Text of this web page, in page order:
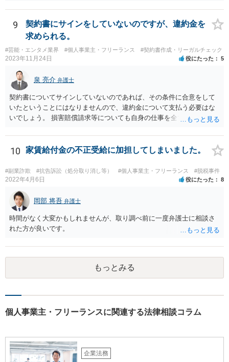
組」（令和元年９月２５日 公正取引委員会）６頁 https://www.jftc.g
o.jp/houdou/kouenkai/190925kondan_file/siryou2.pdf
ば、折衷的な提案として、「突発的な質問に対応できるように、基本
的には１０時〜１９時はできるだけB社にいるよう努力はします。た
だ、他の仕事もありますので、必ずその条件を守れるとは限りません
し、B社常駐時であっても本件以外の仕事もさせてもらうことになりま
す。」というものが考えられます。 その提案すら断られるようであれ
ば、ちょっと危険な会社だというシグナルと考えるべきでしょう。
9
契約書にサインをしていないのですが、違約金を
求められる。
#芸能・エンタメ業界 #個人事業主・フリーランス #契約書作成・リーガルチェック
2023年11月24日 役にたった 5
泉 亮介 弁護士
契約書についてサインしていないのであれば、その条件に合意をして
いたということにはなりませんので、違約金について支払う必要はな
いでしょう。 損害賠償請求等についても自身の仕事を全て処理してか
10 家賃給付金の不正受給に加担してしまいました。
#副業詐欺 #抗告訴訟（処分取り消し等） #個人事業主・フリーランス #脱税事件
2022年4月6日 役にたった 8
岡部 将吾 弁護士
時間がなく大変かもしれませんが、取り調べ前に一度弁護士に相談さ
れた方が良いです。
もっとみる
個人事業主・フリーランスに関連する法律相談コラム
企業法務